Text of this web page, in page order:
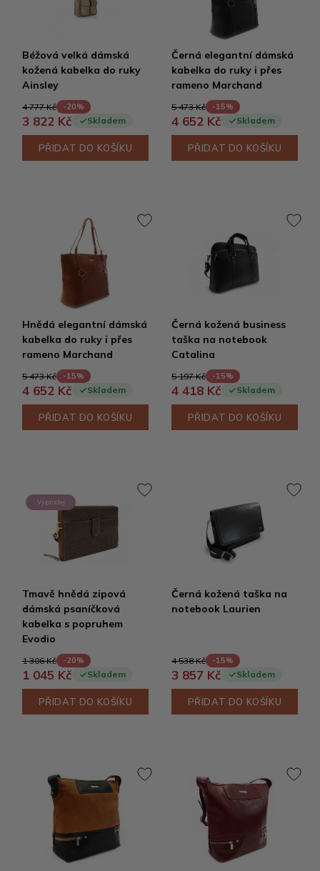
Béžová velká dámská
kožená kabelka do ruky
Ainsley
4 777 Kč -20%
3 822 Kč Skladem
PŘIDAT DO KOŠÍKU
Černá elegantní dámská
kabelka do ruky i přes
rameno Marchand
5 473 Kč -15%
4 652 Kč Skladem
PŘIDAT DO KOŠÍKU
Hnědá elegantní dámská
kabelka do ruky i přes
rameno Marchand
5 473 Kč -15%
4 652 Kč Skladem
PŘIDAT DO KOŠÍKU
Černá kožená business
taška na notebook
Catalina
5 197 Kč -15%
4 418 Kč Skladem
PŘIDAT DO KOŠÍKU
Výprodej
Tmavě hnědá zipová
dámská psaníčková
kabelka s popruhem
Evodio
1 306 Kč -20%
1 045 Kč Skladem
PŘIDAT DO KOŠÍKU
Černá kožená taška na
notebook Laurien
4 538 Kč -15%
3 857 Kč Skladem
PŘIDAT DO KOŠÍKU